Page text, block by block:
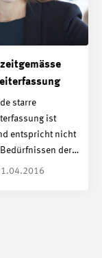
starre
ist
entspricht nicht
der…